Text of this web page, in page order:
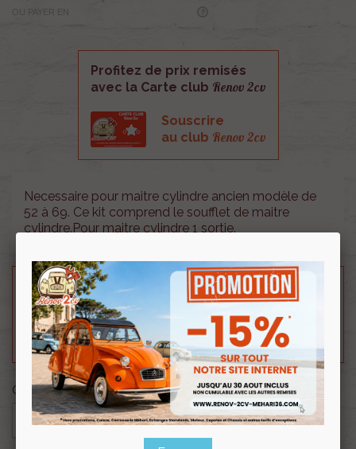
OU PAYER EN
Profitez de prix remisés
avec la Carte club Renov 2cv
Souscrire
au club Renov 2cv
Necessaire pour maitre cylindre ancien modèle de
52 à 69. Ce kit comprend le soufflet de maitre
cylindre.Pour maitre cylindre 1 sortie.
Besoin d'un renseignement technique sur le produit
? N'hésitez pas à contacter notre service
technique au0254 277 154
ou par mail à
renov2cv.technique@gmail.com
Quantité
 AJOUTER AU PANIER